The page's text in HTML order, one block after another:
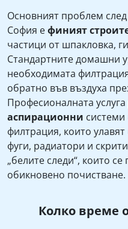
Основният проблем
София ефиният
частици от шпакловка,
Стандартните домашни
необходимата
обратно във въздуха
Професионалната
аспирационни
филтрация, които
фуги, радиатори и
„белите следи“, които
обикновено почистване.
Колко време